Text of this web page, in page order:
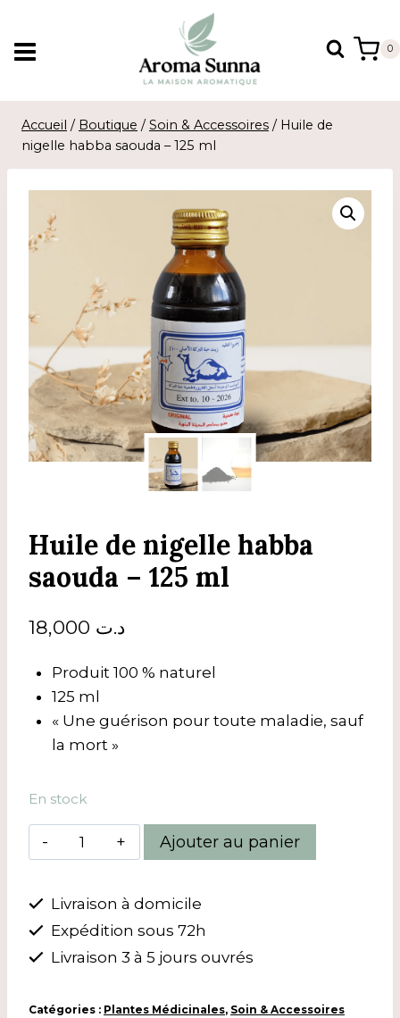
contenu
0
Accueil / Boutique / Soin & Accessoires / Huile de
nigelle habba saouda – 125 ml
Huile de nigelle habba
saouda – 125 ml
د.ت
Produit 100 % naturel
125 ml
« Une guérison pour toute maladie, sauf
la mort »
En stock
quantité
de
de
nigelle
habba
-
Ajouter au panier
Livraison à domicile
Expédition sous 72h
Livraison 3 à 5 jours ouvrés
Catégories : Plantes Médicinales, Soin & Accessoires